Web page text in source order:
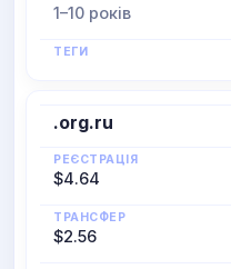
1–10 років
ТЕГИ
.org.ru
РЕЄСТРАЦІЯ
$4.64
ТРАНСФЕР
$2.56